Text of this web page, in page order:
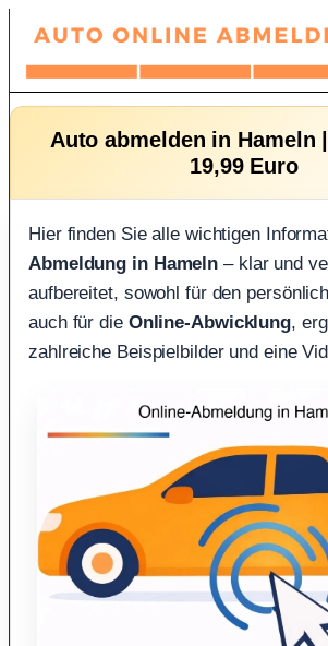
Zum
springen
Auto abmelden in Hameln
19,99 Euro
Hier finden Sie alle wichtigen
Abmeldung in Hameln – klar und
aufbereitet, sowohl für den
auch für die Online-Abwicklung,
zahlreiche Beispielbilder und eine